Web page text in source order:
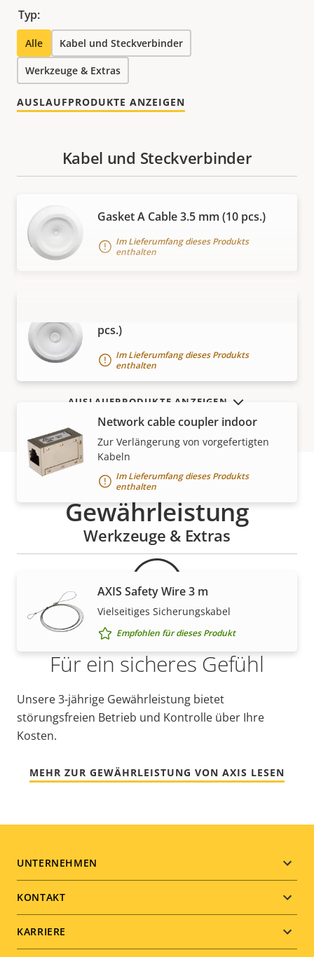
Typ:
Alle Kabel und Steckverbinder
Werkzeuge & Extras
AUSLAUFPRODUKTE ANZEIGEN
MEHR ANZEIGEN
Kabel und Steckverbinder
Gasket A Cable 3.5 mm (10 pcs.)
Im Lieferumfang dieses Produkts
enthalten
pcs.)
Im Lieferumfang dieses Produkts
enthalten
Network cable coupler indoor
Zur Verlängerung von vorgefertigten
Kabeln
Im Lieferumfang dieses Produkts
enthalten
Werkzeuge & Extras
AXIS Safety Wire 3 m
Vielseitiges Sicherungskabel
Empfohlen für dieses Produkt
AUSLAUFPRODUKTE ANZEIGEN
Gewährleistung
Für ein sicheres Gefühl
Unsere 3-jährige Gewährleistung bietet
störungsfreien Betrieb und Kontrolle über Ihre
Kosten.
MEHR ZUR GEWÄHRLEISTUNG VON AXIS LESEN
Footer
menu
UNTERNEHMEN
KONTAKT
KARRIERE